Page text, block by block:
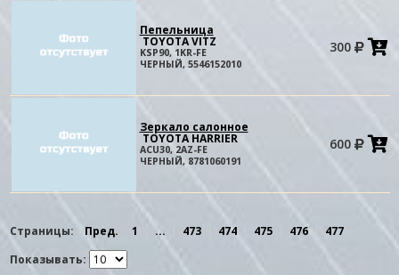
Пепельница
TOYOTA VITZ
KSP90, 1KR-FE
ЧЕРНЫЙ, 5546152010
300
Зеркало салонное
TOYOTA HARRIER
ACU30, 2AZ-FE
ЧЕРНЫЙ, 8781060191
600
Страницы: Пред. 1 ... 473 474 475 476
477
Показывать: